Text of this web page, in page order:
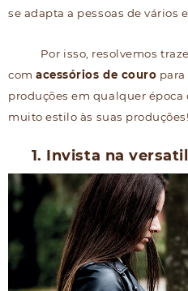
se adapta a pessoas de vários
Por isso, resolvemos
comacessórios de couro para
produções em qualquer
muito estilo às suas produções!
1. Invista na